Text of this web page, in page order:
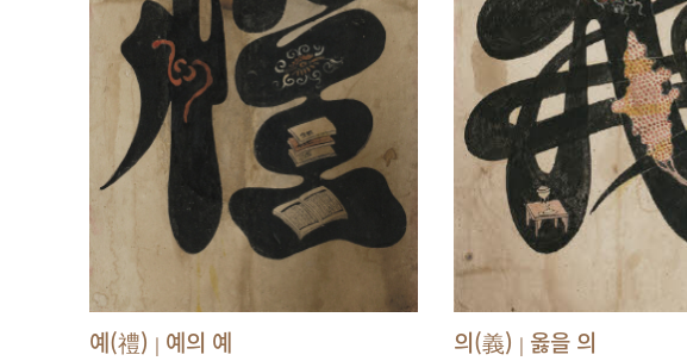
예(禮) | 예의 예 의(義) | 옳을 의